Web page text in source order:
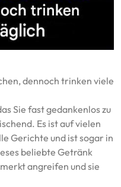
dennoch trinken viele
Sie fast gedankenlos zu
Es ist auf vielen
Gerichte und ist sogar in
beliebte Getränk
angreifen und sie